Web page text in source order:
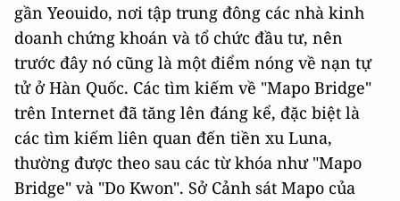
gần Yeouido, nơi tập trung đông các nhà kinh
doanh chứng khoán và tổ chức đầu tư, nên
trước đây nó cũng là một điểm nóng về nạn tự
tử ở Hàn Quốc. Các tìm kiếm về "Mapo Bridge"
trên Internet đã tăng lên đáng kể, đặc biệt là
các tìm kiếm liên quan đến tiền xu Luna,
thường được theo sau các từ khóa như "Mapo
Bridge" và "Do Kwon". Sở Cảnh sát Mapo của